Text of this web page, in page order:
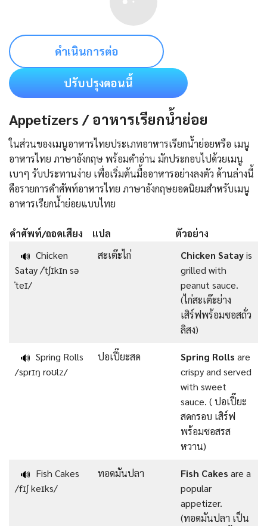
ดำเนินการต่อ
ปรับปรุงตอนนี้
Appetizers / อาหารเรียกน้ำย่อย
ในส่วนของเมนูอาหารไทยประเภทอาหารเรียกน้ำย่อยหรือ เมนู
อาหารไทย ภาษาอังกฤษ พร้อมคำอ่าน มักประกอบไปด้วยเมนู
เบาๆ รับประทานง่าย เพื่อเริ่มต้นมื้ออาหารอย่างลงตัว ด้านล่างนี้
คือรายการคําศัพท์อาหารไทย ภาษาอังกฤษยอดนิยมสำหรับเมนู
อาหารเรียกน้ำย่อยแบบไทย
คำศัพท์/ถอดเสียง แปล
ตัวอย่าง
🔊 Chicken
Satay /ˈtʃɪkɪn sə
ˈteɪ/
สะเต๊ะไก่ Chicken Satayis
grilled with
peanut sauce.
(ไก่สะเต๊ะย่าง
เสิร์ฟพร้อมซอสถั่ว
ลิสง)
🔊 Spring Rolls
/sprɪŋ roʊlz/
ปอเปี๊ยะสด Spring Rolls are
crispy and served
with sweet
sauce. ( ปอเปี๊ยะ
สดกรอบ เสิร์ฟ
พร้อมซอสรส
หวาน)
🔊 Fish Cakes
/fɪʃ keɪks/
ทอดมันปลา Fish Cakes are a
popular
appetizer.
(ทอดมันปลา เป็น